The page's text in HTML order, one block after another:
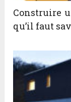
Construire
qu’il faut